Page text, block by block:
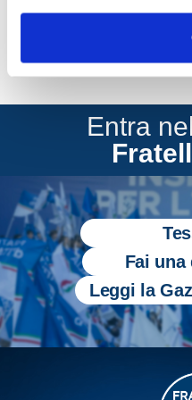
Entra
Fai una
Leggi la